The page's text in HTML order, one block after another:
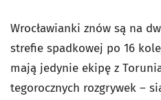
Wrocławianki znów są na
strefie spadkowej po 16
mają jedynie ekipę z
tegorocznych rozgrywek –